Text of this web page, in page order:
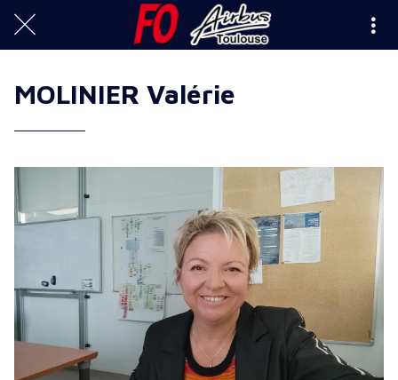
MOLINIER Valérie